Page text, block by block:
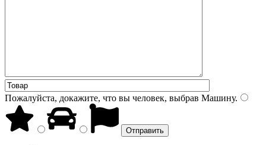
Пожалуйста, докажите, что вы человек, выбрав Машину.